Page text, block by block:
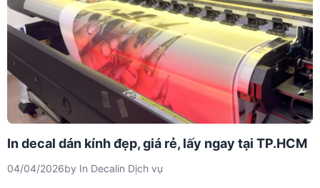
In decal dán kính đẹp, giá rẻ, lấy ngay tại TP.HCM
04/04/2026by In Decalin Dịch vụ